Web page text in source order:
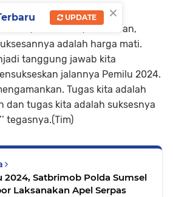
adalah membackup
2024, keamanan, ketertiban,
adalah harga mati.
tanggung jawab kita
jalannya Pemilu 2024.
Tugas kita adalah
dan tugas kita adalah suksesnya
tegasnya.(Tim)
Satbrimob Polda Sumsel
Laksanakan Apel Serpas
×
UPDATE